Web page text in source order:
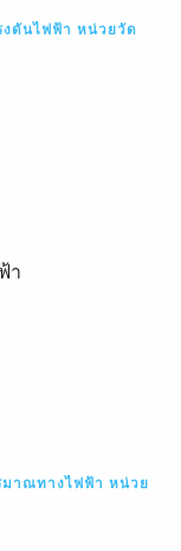
ดันไฟฟ้า หน่วยวัด
า
าณทางไฟฟ้า หน่วย